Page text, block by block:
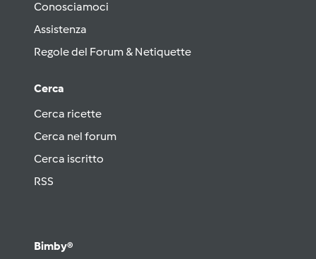
Conosciamoci
Assistenza
Regole del Forum & Netiquette
Cerca
Cerca ricette
Cerca nel forum
Cerca iscritto
RSS
Bimby®